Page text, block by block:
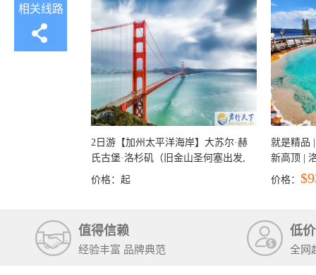
相关线路
2日游【加州太平洋海岸】大苏尔·赫
氏古堡·洛杉矶（旧金山圣何塞出发,
洛杉矶结束）
价格： 起
就是精品
新高顶 |
彩穴+马
价格：
值得信赖
经验丰富 品牌典范
低
全网